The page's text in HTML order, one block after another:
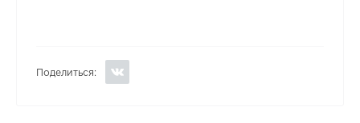
Поделиться: